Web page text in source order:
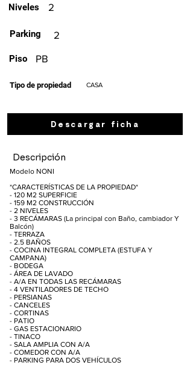
Niveles 2
Parking 2
Piso PB
Tipo de propiedad CASA
Descargar ficha
Descripción
Modelo NONI
*CARACTERÍSTICAS DE LA PROPIEDAD*
- 120 M2 SUPERFICIE
- 159 M2 CONSTRUCCIÓN
- 2 NIVELES
- 3 RECÁMARAS (La principal con Baño, cambiador Y
Balcón)
- TERRAZA
- 2.5 BAÑOS
- COCINA INTEGRAL COMPLETA (ESTUFA Y
CAMPANA)
- BODEGA
- ÁREA DE LAVADO
- A/A EN TODAS LAS RECÁMARAS
- 4 VENTILADORES DE TECHO
- PERSIANAS
- CANCELES
- CORTINAS
- PATIO
- GAS ESTACIONARIO
- TINACO
- SALA AMPLIA CON A/A
- COMEDOR CON A/A
- PARKING PARA DOS VEHÍCULOS